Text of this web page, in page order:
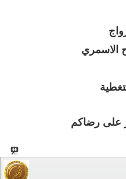
الاسمري
على رضاكم